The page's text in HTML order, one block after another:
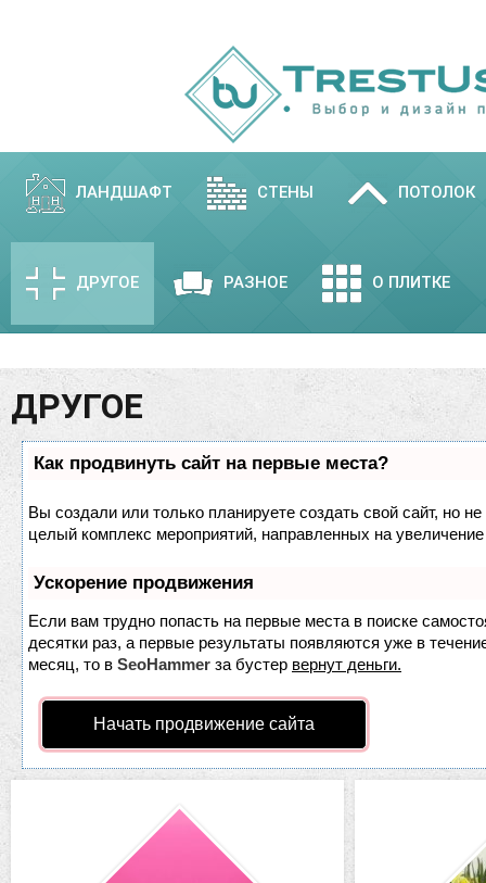
ЛАНДШАФТ СТЕНЫ ПОТОЛОК
ДРУГОЕ РАЗНОЕ О ПЛИТКЕ
ДРУГОЕ
Как продвинуть сайт на первые места?
Вы создали или только планируете создать свой сайт, но
целый комплекс мероприятий, направленных на
Ускорение продвижения
Если вам трудно попасть на первые места в поиске
десятки раз, а первые результаты появляются уже в
месяц, то в SeoHammer за бустер вернут деньги.
Начать продвижение сайта